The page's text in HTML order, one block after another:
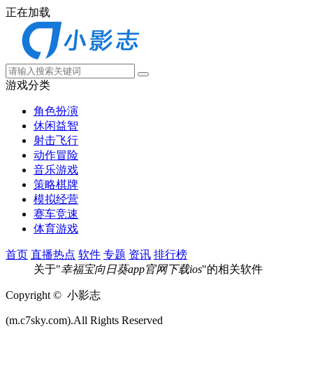
正在加载
游戏分类
角色扮演
休闲益智
射击飞行
动作冒险
音乐游戏
策略棋牌
模拟经营
赛车竞速
体育游戏
首页 直播热点 软件 专题 资讯 排行榜
关于"幸福宝向日葵app官网下载ios"的相关软件
Copyright © 小影志
(m.c7sky.com).All Rights Reserved